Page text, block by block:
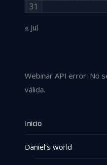
31
« Jul
Webinar API error: No
válida.
Inicio
Daniel’s world